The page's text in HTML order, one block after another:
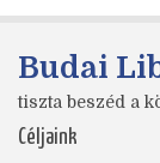
Budai
tiszta beszéd a
Céljaink